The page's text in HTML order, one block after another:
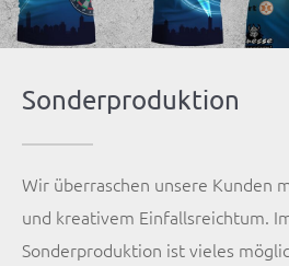
Sonderproduktion
Wir überraschen unsere Kunden
und kreativem Einfallsreichtum.
Sonderproduktion ist vieles